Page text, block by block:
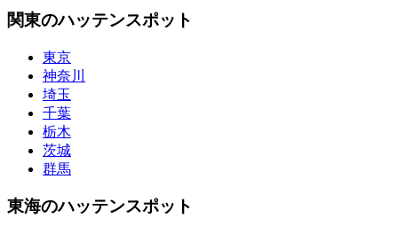
関東のハッテンスポット
東京
神奈川
埼玉
千葉
栃木
茨城
群馬
東海のハッテンスポット